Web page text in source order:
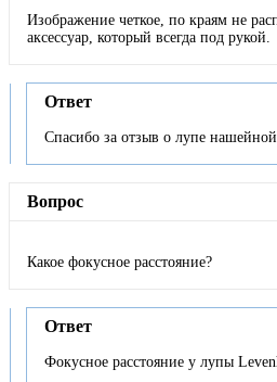
Изображение четкое, по краям не
аксессуар, который всегда под рукой.
Ответ
Спасибо за отзыв о лупе
Вопрос
Какое фокусное расстояние?
Ответ
Фокусное расстояние у лупы